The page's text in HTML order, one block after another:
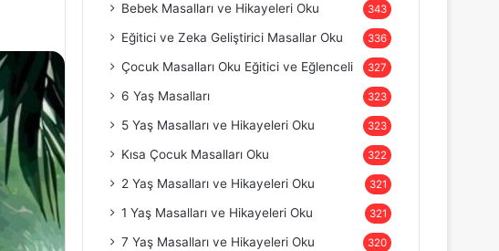
Bebek Masalları ve Hikayeleri Oku 343
Eğitici ve Zeka Geliştirici Masallar Oku 336
Çocuk Masalları Oku Eğitici ve Eğlenceli 327
6 Yaş Masalları 323
5 Yaş Masalları ve Hikayeleri Oku 323
Kısa Çocuk Masalları Oku 322
2 Yaş Masalları ve Hikayeleri Oku 321
1 Yaş Masalları ve Hikayeleri Oku 321
7 Yaş Masalları ve Hikayeleri Oku 320